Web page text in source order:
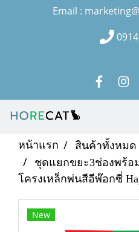
Email :
หน้าแรก สินค้าทั้งหมด
ชุดแยกขยะ3ช่องพร้อ
โครงเหล็กพ่นสีอีพ๊อกซี่
New